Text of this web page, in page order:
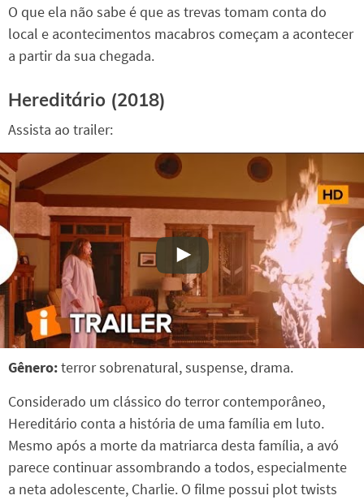
O que ela não sabe é que as trevas tomam conta do
local e acontecimentos macabros começam a acontecer
a partir da sua chegada.
Hereditário (2018)
Assista ao trailer:
Gênero:terror sobrenatural, suspense, drama.
Considerado um clássico do terror contemporâneo,
Hereditário conta a história de uma família em luto.
Mesmo após a morte da matriarca desta família, a avó
parece continuar assombrando a todos, especialmente
a neta adolescente, Charlie. O filme possui plot twists